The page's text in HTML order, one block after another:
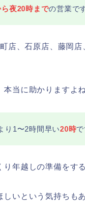
夜20時までの営業で
店、石原店、藤岡
本当に助かりますよ
り1〜2時間早い20時で
年越しの準備をす
いという気持ちも